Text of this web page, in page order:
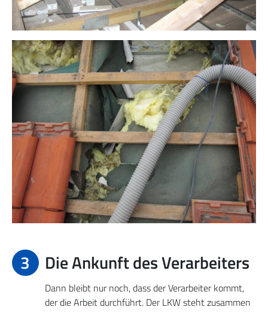
3 Die Ankunft des Verarbeiters
Dann bleibt nur noch, dass der Verarbeiter kommt,
der die Arbeit durchführt. Der LKW steht zusammen